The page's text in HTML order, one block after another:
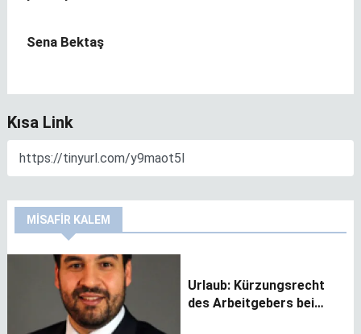
Sena Bektaş
Kısa Link
MISAFIR KALEM
Urlaub: Kürzungsrecht
des Arbeitgebers bei